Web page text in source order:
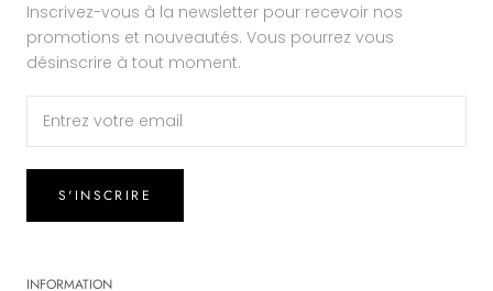
Inscrivez-vous à la newsletter pour recevoir nos
promotions et nouveautés. Vous pourrez vous
désinscrire à tout moment.
S'INSCRIRE
INFORMATION